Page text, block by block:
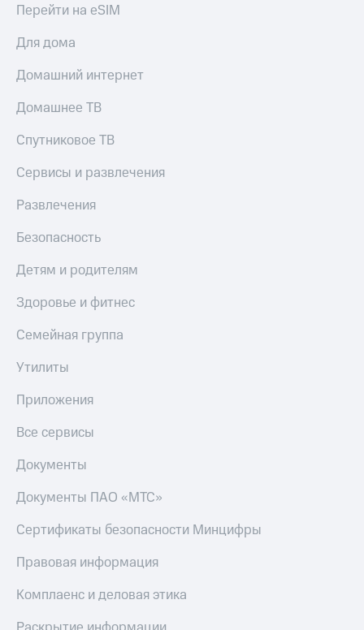
Перейти на eSIM
Для дома
Домашний интернет
Домашнее ТВ
Спутниковое ТВ
Сервисы и развлечения
Развлечения
Безопасность
Детям и родителям
Здоровье и фитнес
Семейная группа
Утилиты
Приложения
Все сервисы
Документы
Документы ПАО «МТС»
Сертификаты безопасности Минцифры
Правовая информация
Комплаенс и деловая этика